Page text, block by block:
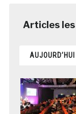
AUJOURD’HUI